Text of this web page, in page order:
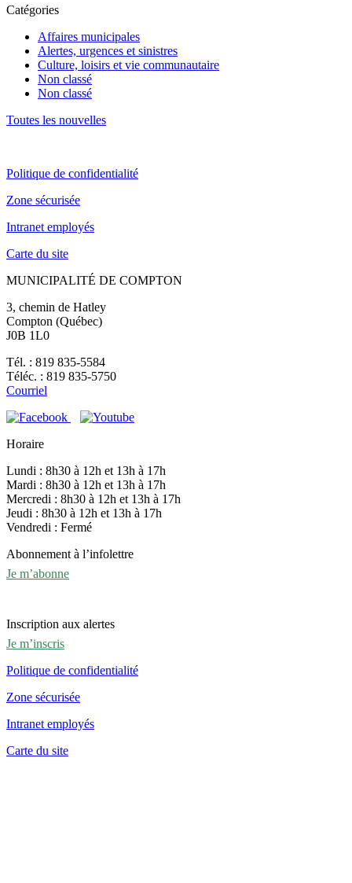
Catégories
Affaires municipales
Alertes, urgences et sinistres
Culture, loisirs et vie communautaire
Non classé
Non classé
Toutes les nouvelles
Politique de confidentialité
Zone sécurisée
Intranet employés
Carte du site
MUNICIPALITÉ DE COMPTON
3, chemin de Hatley
Compton (Québec)
J0B 1L0
Tél. : 819 835-5584
Téléc. : 819 835-5750
Courriel
Horaire
Lundi : 8h30 à 12h et 13h à 17h
Mardi : 8h30 à 12h et 13h à 17h
Mercredi : 8h30 à 12h et 13h à 17h
Jeudi : 8h30 à 12h et 13h à 17h
Vendredi : Fermé
Abonnement à l’infolettre
Je m’abonne
Inscription aux alertes
Je m’inscris
Politique de confidentialité
Zone sécurisée
Intranet employés
Carte du site